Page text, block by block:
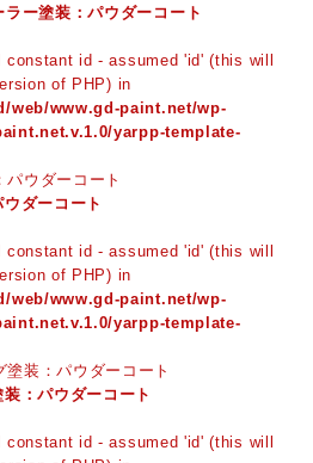
ー塗装：パウダーコート
id - assumed 'id' (this will
of PHP) in
web/www.gd-paint.net/wp-
yarpp-template-
ダーコート
id - assumed 'id' (this will
of PHP) in
web/www.gd-paint.net/wp-
yarpp-template-
：パウダーコート
id - assumed 'id' (this will